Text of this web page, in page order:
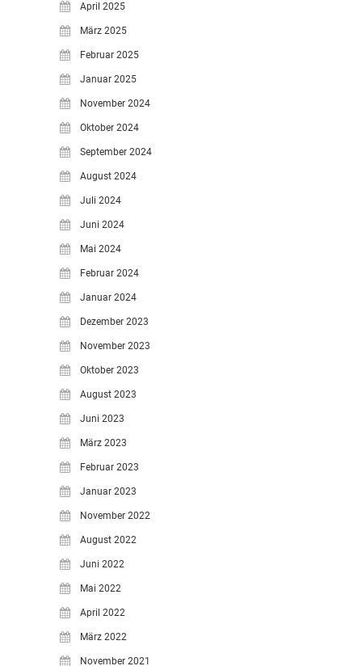
April 2025
März 2025
Februar 2025
Januar 2025
November 2024
Oktober 2024
September 2024
August 2024
Juli 2024
Juni 2024
Mai 2024
Februar 2024
Januar 2024
Dezember 2023
November 2023
Oktober 2023
August 2023
Juni 2023
März 2023
Februar 2023
Januar 2023
November 2022
August 2022
Juni 2022
Mai 2022
April 2022
März 2022
November 2021